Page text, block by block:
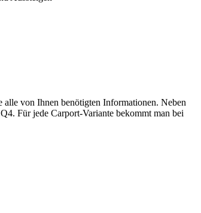
von Ihnen benötigten Informationen. Neben
Für jede Carport-Variante bekommt man bei